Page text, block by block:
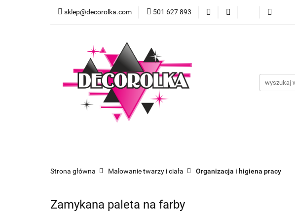
sklep@decorolka.com 501 627 893
Strona główna Malowanie twarzy i ciała Organizacja i higiena pracy
Zamykana paleta na farby